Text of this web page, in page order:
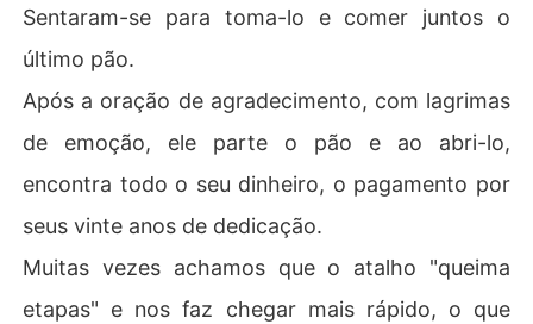
Sentaram-se para toma-lo e comer juntos o
último pão.
Após a oração de agradecimento, com lagrimas
de emoção, ele parte o pão e ao abri-lo,
encontra todo o seu dinheiro, o pagamento por
seus vinte anos de dedicação.
Muitas vezes achamos que o atalho "queima
etapas" e nos faz chegar mais rápido, o que